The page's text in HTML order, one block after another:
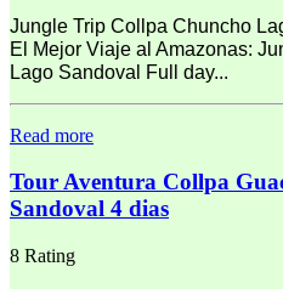
Jungle Trip Collpa Chuncho
El Mejor Viaje al Amazonas:
Lago Sandoval Full day...
Read more
Tour Aventura Collpa
Sandoval 4 dias
8 Rating